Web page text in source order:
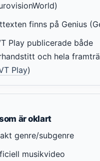
finns på Genius
Play publicerade både
och hela
Play)
är oklart
genre/subgenre
musikvideo